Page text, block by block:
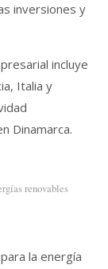
inversiones y
incluye
Italia y
Dinamarca.
renovables
la energía